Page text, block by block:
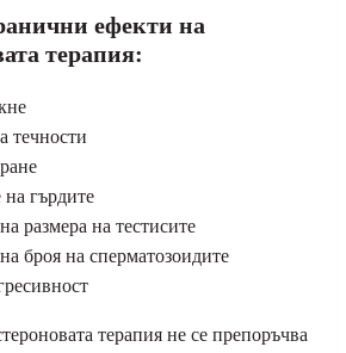
ефекти на
терапия:
течности
на гърдите
размера на тестисите
броя на сперматозоидите
терапия не се препоръчва